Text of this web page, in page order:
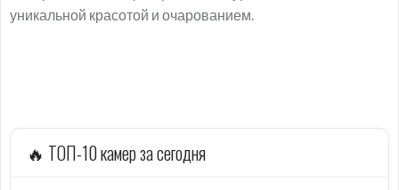
уникальной красотой и очарованием.
🔥 ТОП-10 камер за сегодня